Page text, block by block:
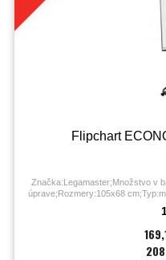
Flipchart
Značka:Legamaster;Množstvo v
úprave;Rozmery:105x68